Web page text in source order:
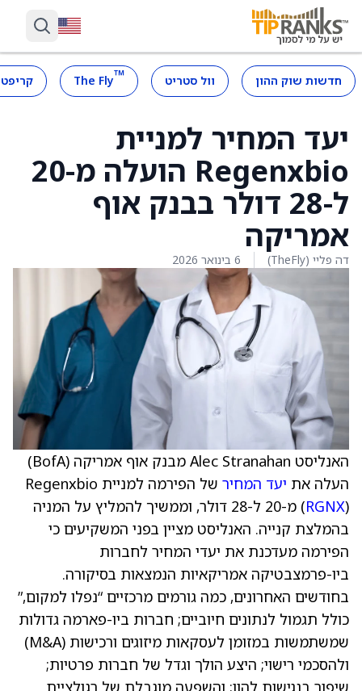
חדשות שוק ההון וול סטריט ™
The Fly
יעד המחיר למניית
Regenxbio הועלה מ-20
ל-28 דולר בבנק אוף
אמריקה
דה פליי (TheFly) 6 בינואר 2026
האנליסט Alec Stranahan מבנק אוף אמריקה (BofA)
העלה את יעד המחיר
של הפירמה למניית Regenxbio
(RGNX
) מ-20 ל-28 דולר, וממשיך להמליץ על המניה
בהמלצת קנייה. האנליסט מציין בפני המשקיעים כי
הפירמה מעדכנת את יעדי המחיר לחברות
ביו-פרמצבטיקה אמריקאיות הנמצאות בסיקורה.
בחודשים האחרונים, כמה גורמים מרכזיים “נפלו למקום,”
כולל תגמול לנתונים חיוביים; חברות ביו-פארמה גדולות
שמשתמשות במזומן לעסקאות מיזוגים ורכישות (M&A)
ולהסכמי רישוי; היצע הולך וגדל של חברות פרטיות;
שיפור בנגישות להון; והשפעה מוגבלת של רגולציית